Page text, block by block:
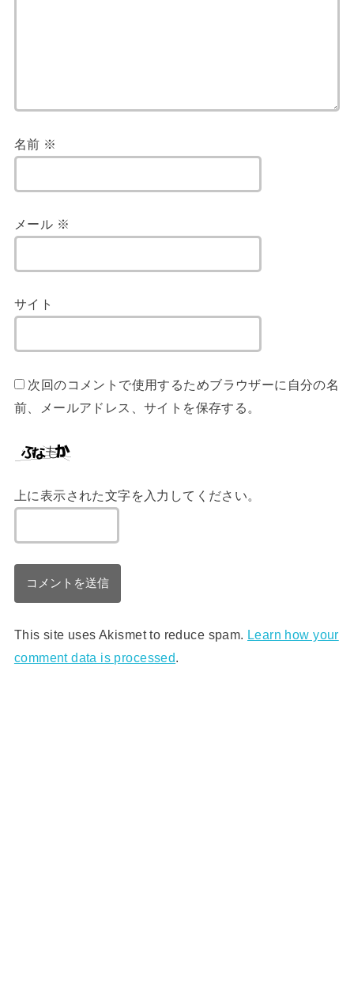
名前 ※
メール ※
サイト
次回のコメントで使用するためブラウザーに自分の名
前、メールアドレス、サイトを保存する。
上に表示された文字を入力してください。
This site uses Akismet to reduce spam. Learn how your
comment data is processed.